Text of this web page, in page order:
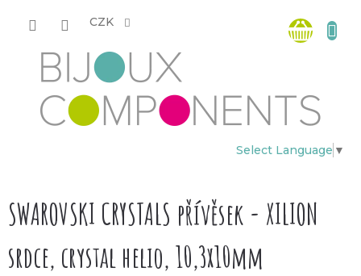
CZK
Select Language ▼
košík
SWAROVSKI CRYSTALS přívěsek - XILION
srdce, crystal helio, 10,3x10mm